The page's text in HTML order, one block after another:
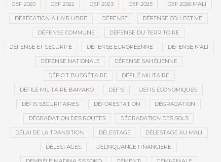
DEF 2020 DEF 2022 DEF 2023 DEF 2025 DEF 2026 MALI
DÉFÉCATION À L’AIR LIBRE DÉFENSE DÉFENSE COLLECTIVE
DÉFENSE COMMUNE DÉFENSE DU TERRITOIRE
DÉFENSE ET SÉCURITÉ DÉFENSE EUROPÉENNE DÉFENSE MALI
DÉFENSE NATIONALE DÉFENSE SAHÉLIENNE
DÉFICIT BUDGÉTAIRE DÉFILÉ MILITAIRE
DÉFILÉ MILITAIRE BAMAKO DÉFIS DÉFIS ÉCONOMIQUES
DÉFIS SÉCURITAIRES DÉFORESTATION DÉGRADATION
DÉGRADATION DES ROUTES DÉGRADATION DES SOLS
DÉLAI DE LA TRANSITION DÉLESTAGE DÉLESTAGE AU MALI
DÉLESTAGES DÉLINQUANCE FINANCIÈRE